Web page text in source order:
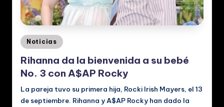
Posted
in
Noticias
Rihanna da la bienvenida a su bebé
No. 3 con A$AP Rocky
La pareja tuvo su primera hija, Rocki Irish Mayers, el 13
de septiembre. Rihanna y A$AP Rocky han dado la